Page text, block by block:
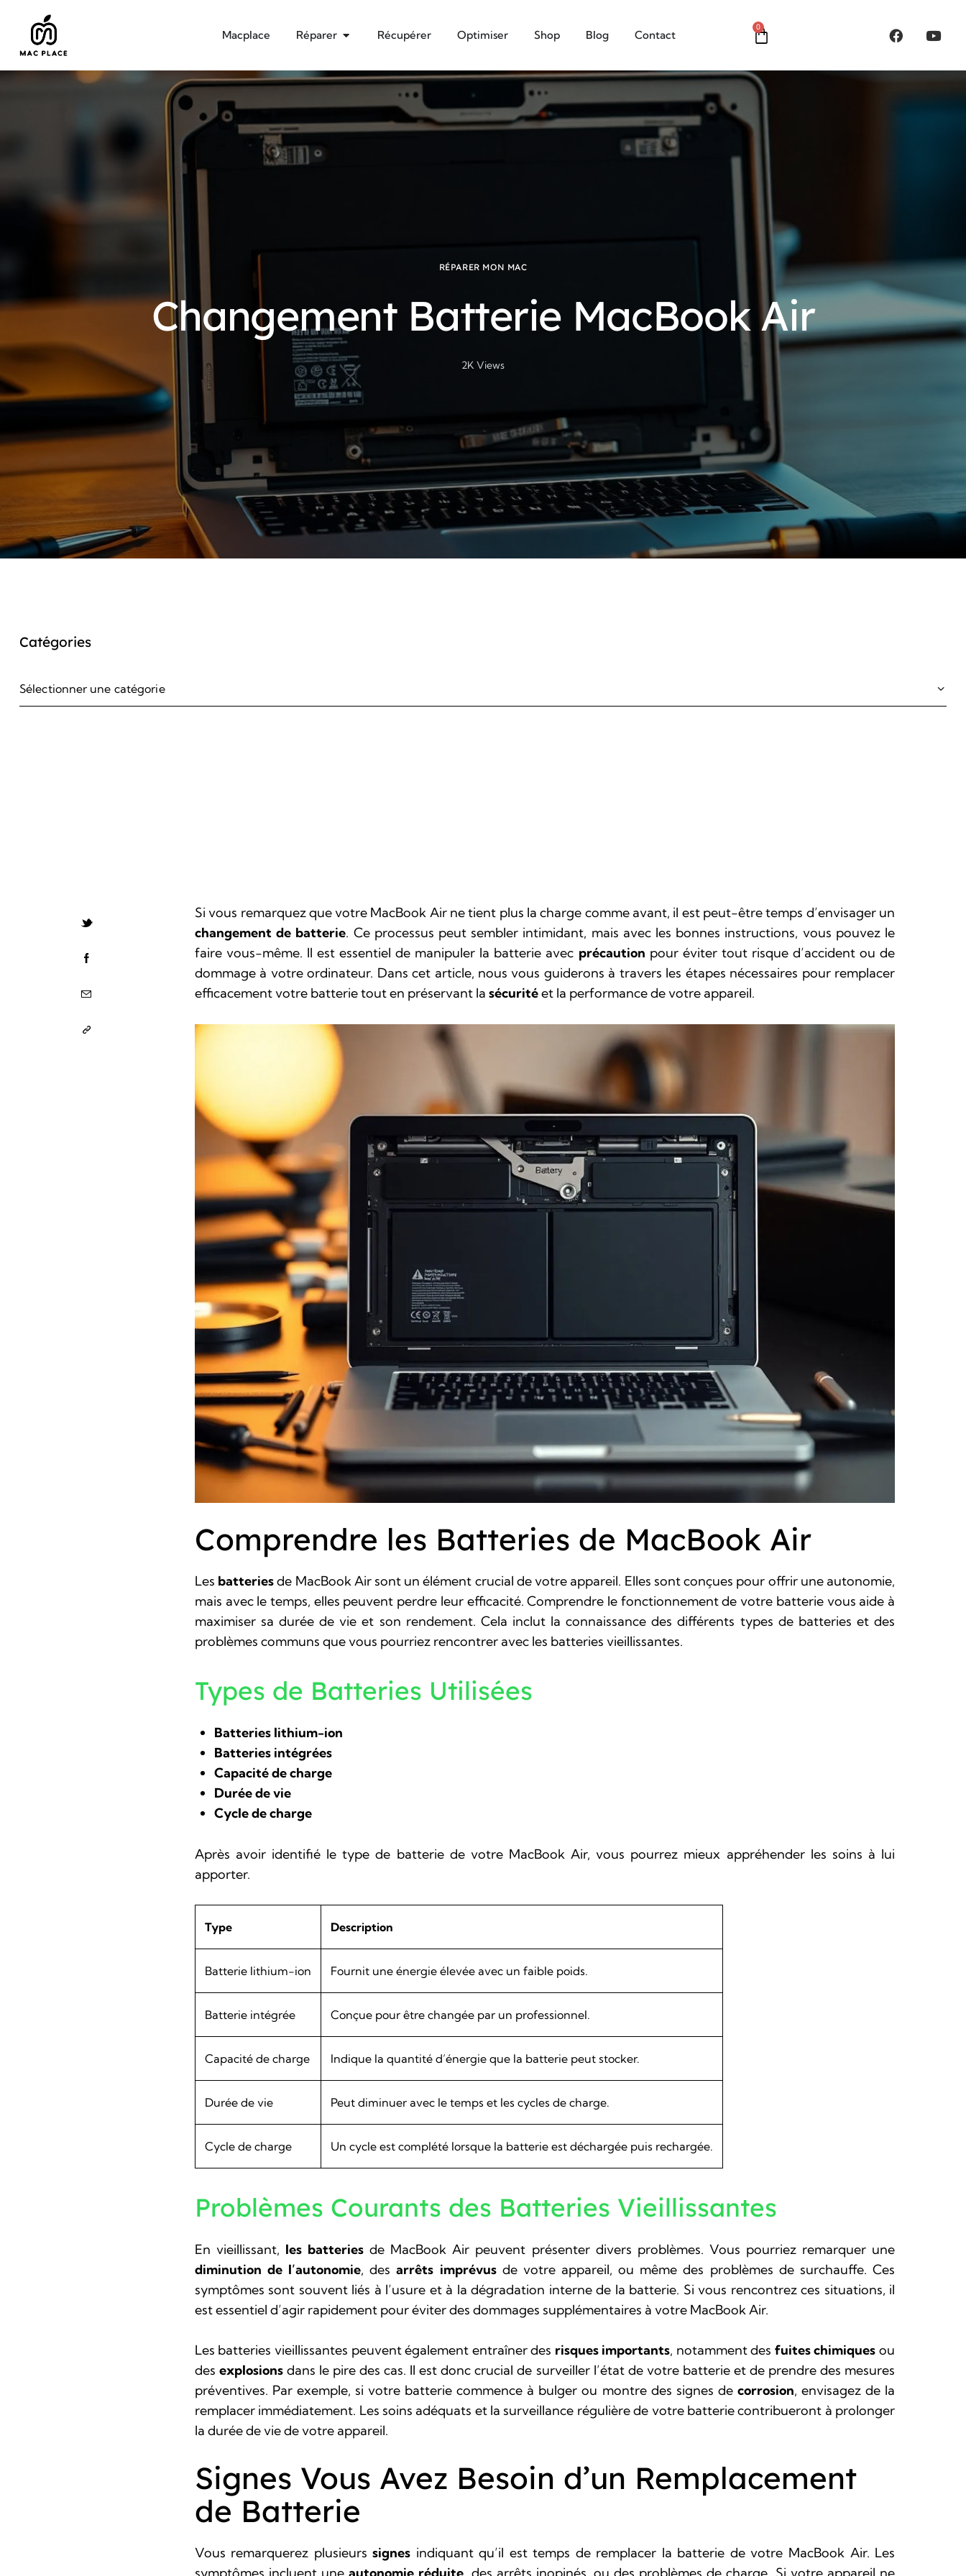
Macplace Réparer Récupérer Optimiser Shop Blog Contact
0
RÉPARER MON MAC
Changement Batterie MacBook Air
2K Views
Catégories
Si vous remarquez que votre MacBook Air ne tient plus la charge comme avant, il est peut-être temps d’envisager un
changement de batterie. Ce processus peut sembler intimidant, mais avec les bonnes instructions, vous pouvez le
faire vous-même. Il est essentiel de manipuler la batterie avec précaution pour éviter tout risque d’accident ou de
dommage à votre ordinateur. Dans cet article, nous vous guiderons à travers les étapes nécessaires pour remplacer
efficacement votre batterie tout en préservant la sécuritéet la performance de votre appareil.
Comprendre les Batteries de MacBook Air
Les batteriesde MacBook Air sont un élément crucial de votre appareil. Elles sont conçues pour offrir une autonomie,
mais avec le temps, elles peuvent perdre leur efficacité. Comprendre le fonctionnement de votre batterie vous aide à
maximiser sa durée de vie et son rendement. Cela inclut la connaissance des différents types de batteries et des
problèmes communs que vous pourriez rencontrer avec les batteries vieillissantes.
Types de Batteries Utilisées
Batteries lithium-ion
Batteries intégrées
Capacité de charge
Durée de vie
Cycle de charge
Après avoir identifié le type de batterie de votre MacBook Air, vous pourrez mieux appréhender les soins à lui
apporter.
Type Description
Batterie lithium-ion Fournit une énergie élevée avec un faible poids.
Batterie intégrée Conçue pour être changée par un professionnel.
Capacité de charge Indique la quantité d’énergie que la batterie peut stocker.
Durée de vie Peut diminuer avec le temps et les cycles de charge.
Cycle de charge Un cycle est complété lorsque la batterie est déchargée puis rechargée.
Problèmes Courants des Batteries Vieillissantes
En vieillissant, les batteries de MacBook Air peuvent présenter divers problèmes. Vous pourriez remarquer une
diminution de l’autonomie, desarrêts imprévusde votre appareil, ou même des problèmes de surchauffe. Ces
symptômes sont souvent liés à l’usure et à la dégradation interne de la batterie. Si vous rencontrez ces situations, il
est essentiel d’agir rapidement pour éviter des dommages supplémentaires à votre MacBook Air.
Les batteries vieillissantes peuvent également entraîner des risques importants, notamment des fuites chimiques ou
des explosionsdans le pire des cas. Il est donc crucial de surveiller l’état de votre batterie et de prendre des mesures
préventives. Par exemple, si votre batterie commence à bulger ou montre des signes de corrosion, envisagez de la
remplacer immédiatement. Les soins adéquats et la surveillance régulière de votre batterie contribueront à prolonger
la durée de vie de votre appareil.
Signes Vous Avez Besoin d’un Remplacement
de Batterie
Vous remarquerez plusieurssignes indiquant qu’il est temps de remplacer la batterie de votre MacBook Air. Les
symptômes incluent uneautonomie réduite , des arrêts inopinés, ou des problèmes de charge. Si votre appareil ne